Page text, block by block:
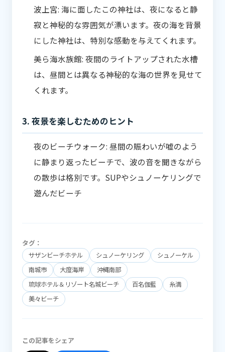
波上宮: 海に面したこの神社は、夜になると静
寂と神秘的な雰囲気が漂います。夜の海を背景
にした神社は、特別な感動を与えてくれます。
美ら海水族館: 夜間のライトアップされた水槽
は、昼間とは異なる神秘的な海の世界を見せて
くれます。
3. 夜景を楽しむためのヒント
夜のビーチウォーク: 昼間の賑わいが嘘のよう
に静まり返ったビーチで、波の音を聞きながら
の散歩は格別です。SUPやシュノーケリングで
遊んだビーチ
タグ：
サザンビーチホテル シュノーケリング
シュノーケル
南城市
大度海岸
沖縄南部
琉球ホテル＆リゾート名城ビーチ
百名伽藍
糸満
美々ビーチ
この記事をシェア